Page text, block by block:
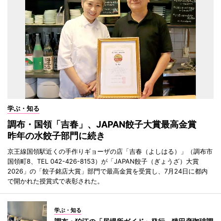
学ぶ・知る
調布・国領「吉春」、JAPAN餃子大賞最高金賞
昨年の水餃子部門に続き
京王線国領駅近くの手作りギョーザの店「吉春（よしはる）」（調布市
国領町8、TEL 042-426-8153）が「JAPAN餃子（ぎょうざ）大賞
2026」の「餃子銘店大賞」部門で最高金賞を受賞し、7月24日に都内
で開かれた授賞式で表彰された。
学ぶ・知る